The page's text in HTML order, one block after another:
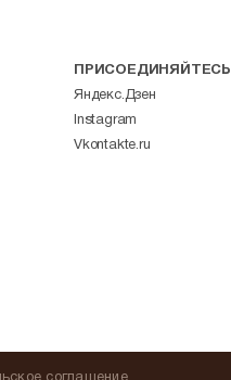
ПРИСОЕДИНЯЙТЕСЬ
Яндекс.Дзен
Instagram
Vkontakte.ru